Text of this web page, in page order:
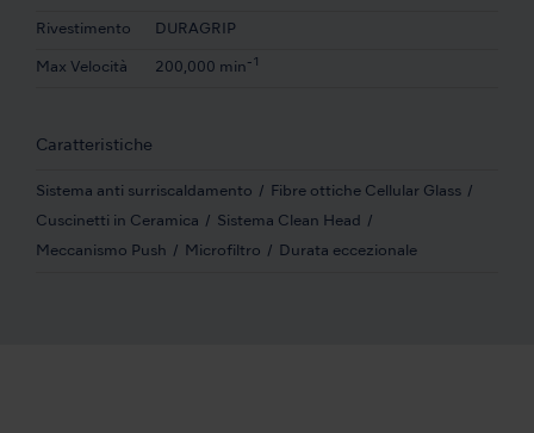
Rivestimento DURAGRIP
Max Velocità 200,000 min -1
Caratteristiche
Sistema anti surriscaldamento Fibre ottiche Cellular Glass
Cuscinetti in Ceramica Sistema Clean Head
Meccanismo Push Microfiltro Durata eccezionale